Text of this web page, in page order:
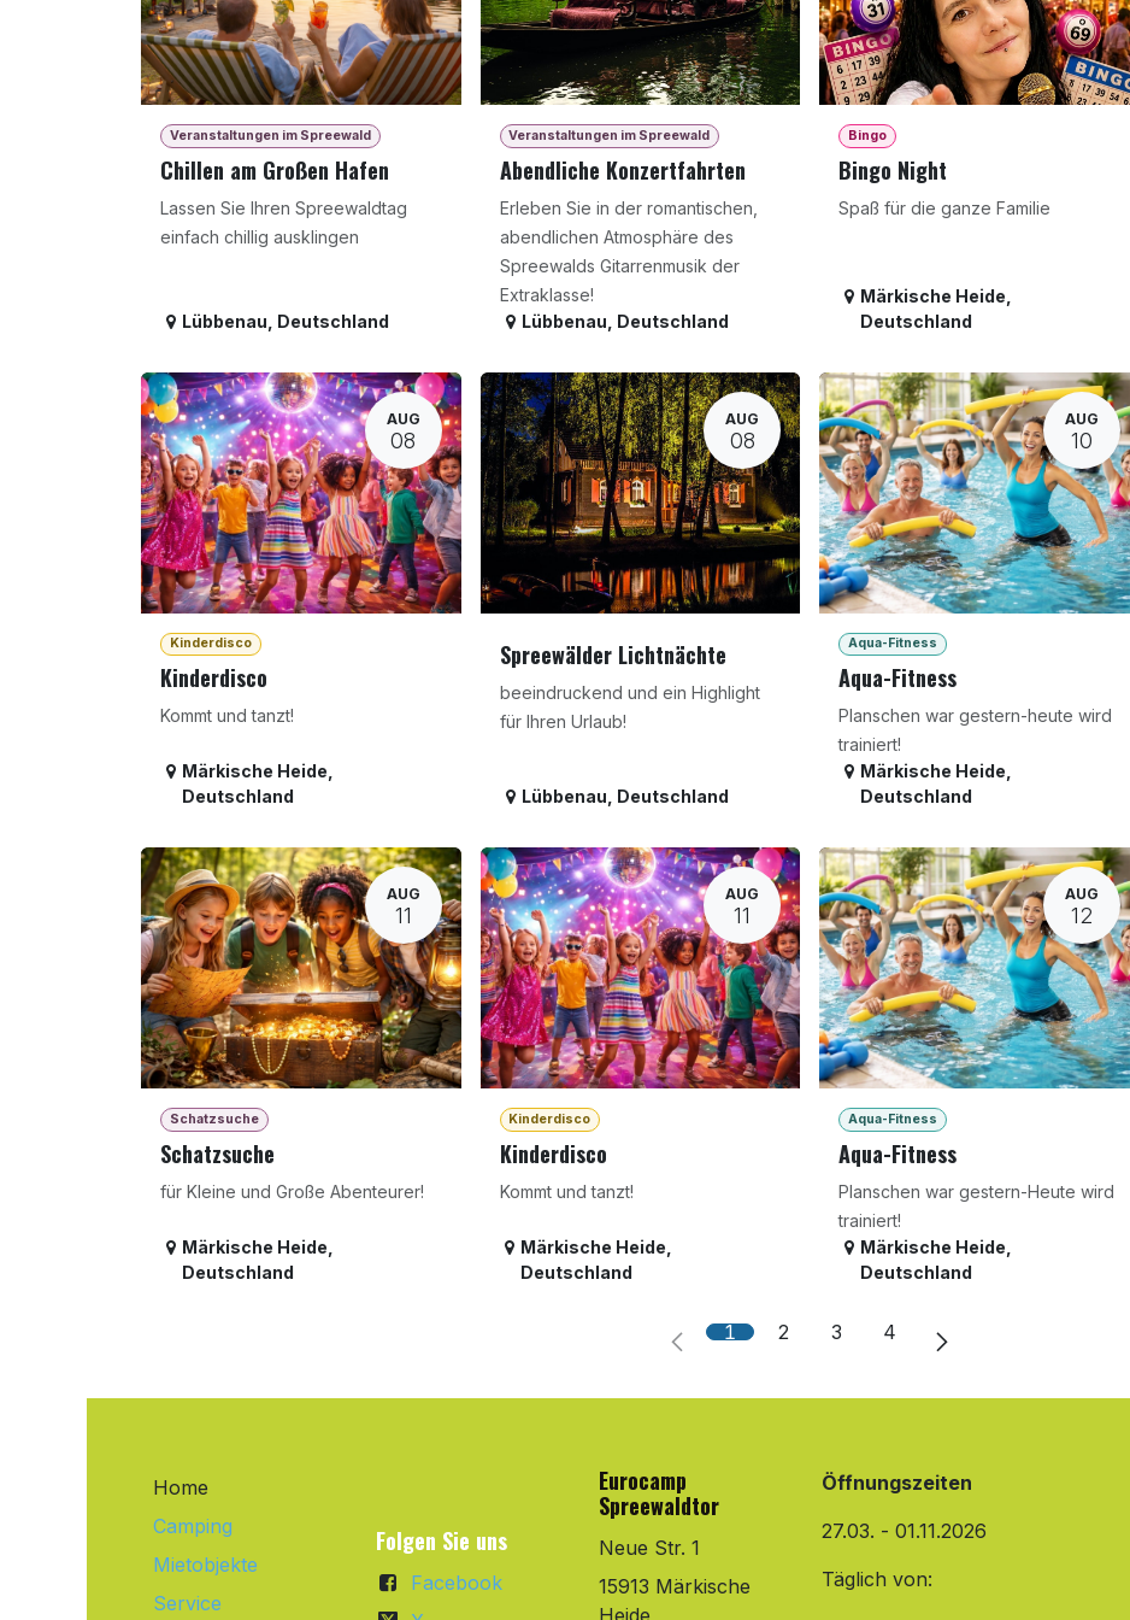
Veranstaltungen im Spreewald
Chillen am Großen Hafen
Lassen Sie Ihren Spreewaldtag
einfach chillig ausklingen
Lübbenau Deutschland
Veranstaltungen im Spreewald
Abendliche Konzertfahrten
Erleben Sie in der romantischen,
abendlichen Atmosphäre des
Spreewalds Gitarrenmusik der
Extraklasse!
Lübbenau Deutschland
Bingo
Bingo Night
Spaß für die ganze Familie
Märkische Heide
Deutschland
AUG
08
Kinderdisco
Kinderdisco
Kommt und tanzt!
Märkische Heide
Deutschland
AUG
08
Spreewälder Lichtnächte
beeindruckend und ein Highlight
für Ihren Urlaub!
Lübbenau Deutschland
AUG
10
Aqua-Fitness
Aqua-Fitness
Planschen war gestern-heute wird
trainiert!
Märkische Heide
Deutschland
AUG
11
Schatzsuche
Schatzsuche
für Kleine und Große Abenteurer!
Märkische Heide
Deutschland
AUG
11
Kinderdisco
Kinderdisco
Kommt und tanzt!
Märkische Heide
Deutschland
AUG
12
Aqua-Fitness
Aqua-Fitness
Planschen war gestern-Heute wird
trainiert!
Märkische Heide
Deutschland
1 2 3 4
Home
Camping
Mietobjekte
Service
Folgen Sie uns
Facebook
Eurocamp
Spreewaldtor
Neue Str. 1
15913 Märkische
Heide
Öffnungszeiten
27.03. - 01.11.2026
Täglich von: